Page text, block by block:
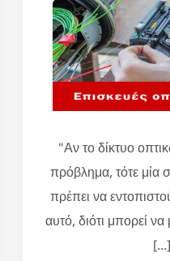
"Αν το δίκτυο
πρόβλημα, τότε μία
πρέπει να
αυτό, διότι μπορεί